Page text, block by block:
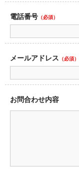
電話番号 （必須）
メールアドレス （必須）
お問合わせ内容